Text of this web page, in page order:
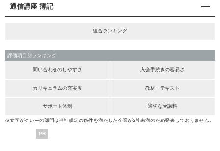
通信講座 簿記
総合ランキング
評価項目別ランキング
問い合わせのしやすさ 入会手続きの容易さ
カリキュラムの充実度 教材・テキスト
サポート体制 適切な受講料
※文字がグレーの部門は当社規定の条件を満たした企業が2社未満のため発表しておりません。
PR